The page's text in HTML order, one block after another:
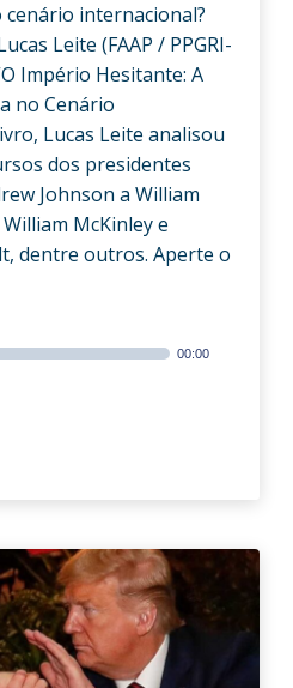
internacional?
Leite (FAAP / PPGRI-
Império Hesitante: A
no Cenário
Lucas Leite analisou
dos presidentes
Johnson a William
McKinley e
dentre outros. Aperte o
00:00